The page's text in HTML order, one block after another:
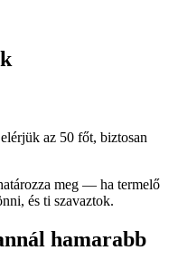
az 50 főt, biztosan
meg — ha termelő
és ti szavaztok.
hamarabb